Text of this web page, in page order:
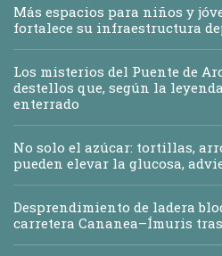
Más espacios para niños y
fortalece su infraestructura
Los misterios del Puente de
destellos que, según la
enterrado
No solo el azúcar: tortillas,
pueden elevar la glucosa,
Desprendimiento de ladera
carretera Cananea–Ímuris